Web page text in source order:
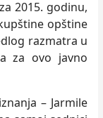
2015. godinu,
opštine
razmatra u
za ovo javno
– Jarmile